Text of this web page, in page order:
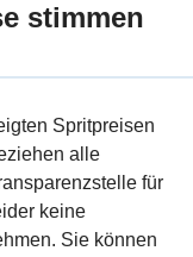
stimmen
Spritpreisen
alle
für
keine
Sie können